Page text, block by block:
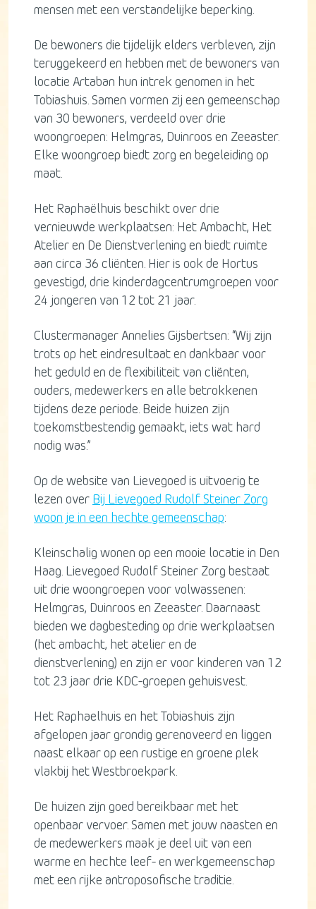
mensen met een verstandelijke beperking.
De bewoners die tijdelijk elders verbleven, zijn
teruggekeerd en hebben met de bewoners van
locatie Artaban hun intrek genomen in het
Tobiashuis. Samen vormen zij een gemeenschap
van 30 bewoners, verdeeld over drie
woongroepen: Helmgras, Duinroos en Zeeaster.
Elke woongroep biedt zorg en begeleiding op
maat.
Het Raphaëlhuis beschikt over drie
vernieuwde werkplaatsen: Het Ambacht, Het
Atelier en De Dienstverlening en biedt ruimte
aan circa 36 cliënten. Hier is ook de Hortus
gevestigd, drie kinderdagcentrumgroepen voor
24 jongeren van 12 tot 21 jaar.
Clustermanager Annelies Gijsbertsen: “Wij zijn
trots op het eindresultaat en dankbaar voor
het geduld en de flexibiliteit van cliënten,
ouders, medewerkers en alle betrokkenen
tijdens deze periode. Beide huizen zijn
toekomstbestendig gemaakt, iets wat hard
nodig was.”
Op de website van Lievegoed is uitvoerig te
lezen over Bij Lievegoed Rudolf Steiner Zorg
woon je in een hechte gemeenschap:
Kleinschalig wonen op een mooie locatie in Den
Haag. Lievegoed Rudolf Steiner Zorg bestaat
uit drie woongroepen voor volwassenen:
Helmgras, Duinroos en Zeeaster. Daarnaast
bieden we dagbesteding op drie werkplaatsen
(het ambacht, het atelier en de
dienstverlening) en zijn er voor kinderen van 12
tot 23 jaar drie KDC-groepen gehuisvest.
Het Raphaelhuis en het Tobiashuis zijn
afgelopen jaar grondig gerenoveerd en liggen
naast elkaar op een rustige en groene plek
vlakbij het Westbroekpark.
De huizen zijn goed bereikbaar met het
openbaar vervoer. Samen met jouw naasten en
de medewerkers maak je deel uit van een
warme en hechte leef- en werkgemeenschap
met een rijke antroposofische traditie.